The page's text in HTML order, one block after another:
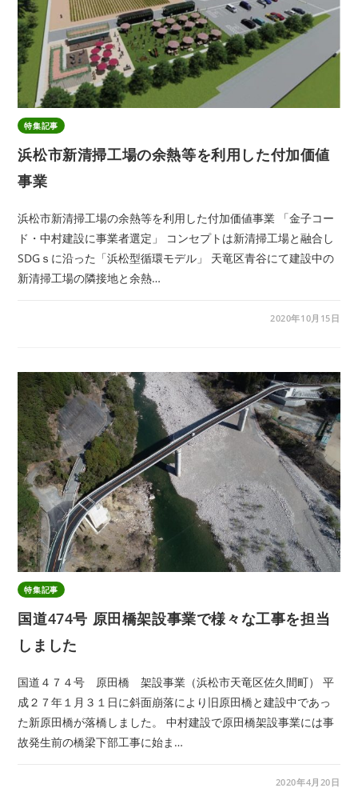
特集記事
浜松市新清掃工場の余熱等を利用した付加価値
事業
浜松市新清掃工場の余熱等を利用した付加価値事業 「金子コー
ド・中村建設に事業者選定」 コンセプトは新清掃工場と融合し
SDGｓに沿った「浜松型循環モデル」 天竜区青谷にて建設中の
新清掃工場の隣接地と余熱…
2020年10月15日
特集記事
国道474号 原田橋架設事業で様々な工事を担当
しました
国道４７４号 原田橋 架設事業（浜松市天竜区佐久間町） 平
成２７年１月３１日に斜面崩落により旧原田橋と建設中であっ
た新原田橋が落橋しました。 中村建設で原田橋架設事業には事
故発生前の橋梁下部工事に始ま…
2020年4月20日